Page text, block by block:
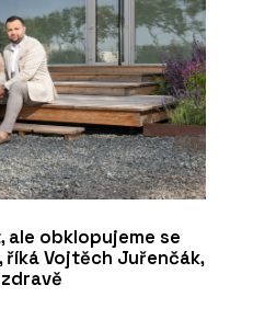
ale obklopujeme se
Vojtěch Juřenčák,